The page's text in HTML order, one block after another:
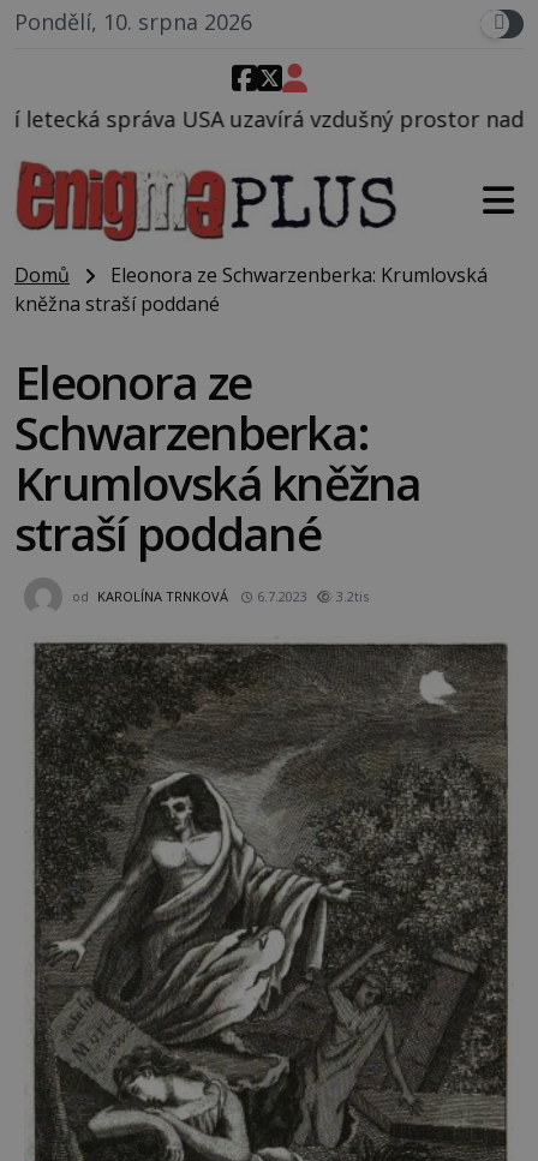
Pondělí, 10. srpna 2026
vzdušný prostor nad Oblastí 51, mohlo to
Domů
Eleonora ze Schwarzenberka: Krumlovská
kněžna straší poddané
Eleonora ze
Schwarzenberka:
Krumlovská kněžna
straší poddané
od KAROLÍNA TRNKOVÁ 6.7.2023 3.2tis